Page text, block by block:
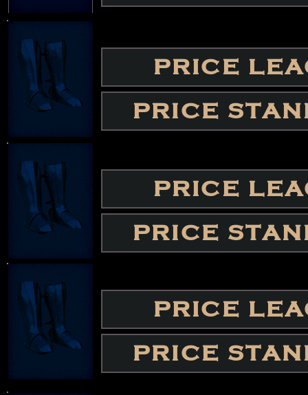
PRICE
PRICE
PRICE
PRICE
PRICE
PRICE